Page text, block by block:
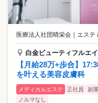
医療法人社団晴栄会 エステ
白金ビューティフルエ
【月給28万+歩合】
を叶える美容皮膚科
メディカルエステ 正社員 副
ノルマなし